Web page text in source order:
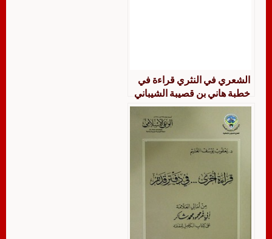
الشعري في النثري قراءة في
خطبة هاني بن قصيبة الشيباني